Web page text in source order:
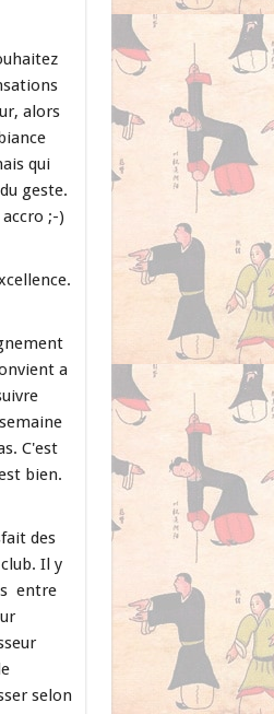
alors
qui
geste.
;-)
a
C'est
bien.
des
Il y
entre
selon